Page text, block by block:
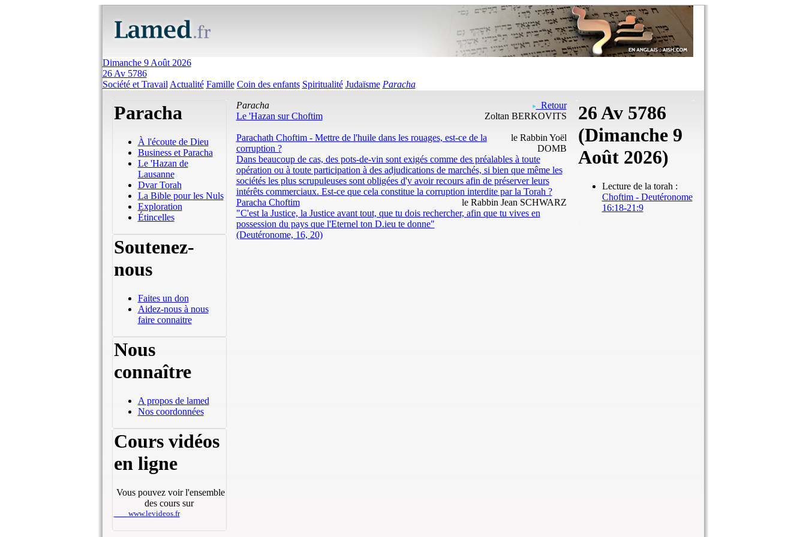
Dimanche 9 Août 2026
26 Av 5786
Société et Travail Actualité Famille Coin des enfants Spiritualité Judaïsme Paracha
Paracha
À l'écoute de Dieu
Business et Paracha
Le 'Hazan de
Lausanne
Dvar Torah
La Bible pour les Nuls
Exploration
Étincelles
Soutenez-
nous
Faites un don
Aidez-nous à nous
faire connaitre
Nous
connaître
A propos de lamed
Nos coordonnées
Cours vidéos
en ligne
Vous pouvez voir l'ensemble
des cours sur
www.levideos.fr
Paracha
Retour
Le 'Hazan sur Choftim
Zoltan BERKOVITS
Parachath Choftim - Mettre de l'huile dans les rouages, est-ce de la
corruption ?
le Rabbin Yoël
DOMB
Dans beaucoup de cas, des pots-de-vin sont exigés comme des préalables à toute
opération ou à toute participation à des adjudications de marchés, si bien que même les
sociétés les plus scrupuleuses sont obligées d'y avoir recours afin de préserver leurs
intérêts commerciaux. Est-ce que cela constitue la corruption interdite par la Torah ?
Paracha Choftim
le Rabbin Jean SCHWARZ
"C'est la Justice, la Justice avant tout, que tu dois rechercher, afin que tu vives en
possession du pays que l'Eternel ton D.ieu te donne"
(Deutéronome, 16, 20)
26 Av 5786
(Dimanche 9
Août 2026)
Lecture de la torah :
Choftim - Deutéronome
16:18-21:9